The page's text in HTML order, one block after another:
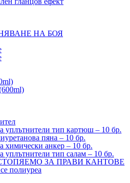
НА БОЯ
уплътнители тип картюш – 10 бр.
пяна – 10 бр.
химически анкер – 10 бр.
уплътнители тип салам – 10 бр.
ЗА ПРАВИ КАНТОВЕ
полиуреа